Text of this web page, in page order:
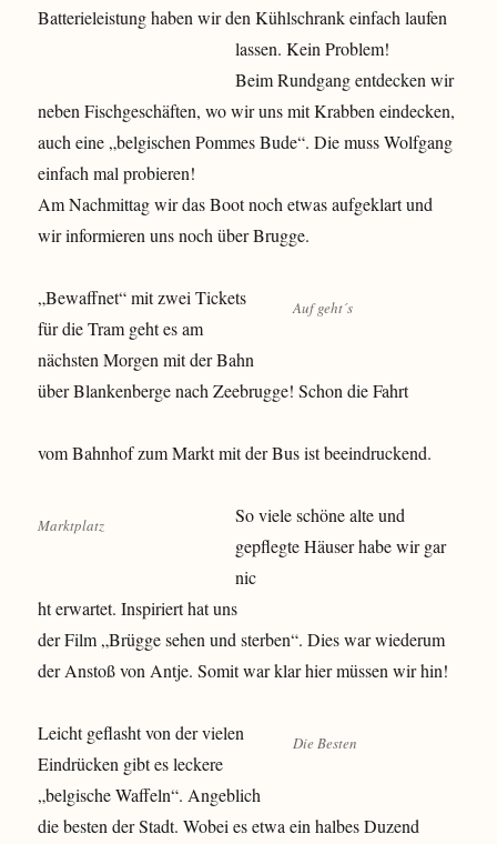
Batterieleistung haben wir den Kühlschrank einfach laufen
lassen. Kein Problem!
Beim Rundgang entdecken wir
neben Fischgeschäften, wo wir uns mit Krabben eindecken,
auch eine „belgischen Pommes Bude“. Die muss Wolfgang
einfach mal probieren!
Am Nachmittag wir das Boot noch etwas aufgeklart und
wir informieren uns noch über Brugge.
Auf geht´s
„Bewaffnet“ mit zwei Tickets
für die Tram geht es am
nächsten Morgen mit der Bahn
über Blankenberge nach Zeebrugge! Schon die Fahrt
vom Bahnhof zum Markt mit der Bus ist beeindruckend.
Marktplatz
So viele schöne alte und
gepflegte Häuser habe wirgar
nic
ht erwartet. Inspiriert hat uns
der Film „Brügge sehen und sterben“. Dies war wiederum
der Anstoß von Antje. Somit war klar hier müssen wir hin!
Die Besten
Leicht geflasht von der vielen
Eindrücken gibt es leckere
„belgische Waffeln“. Angeblich
die besten der Stadt. Wobei es etwa ein halbes Duzend